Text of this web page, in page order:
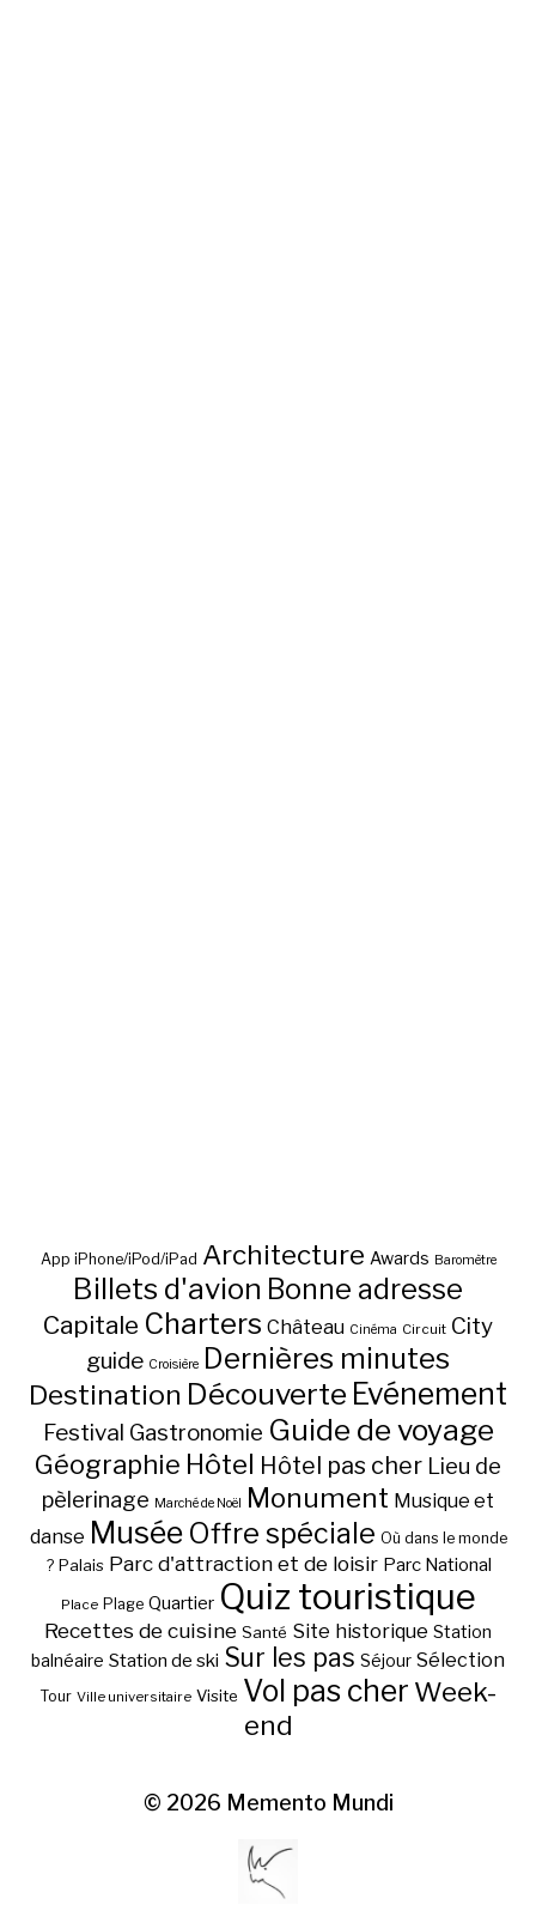
App iPhone/iPod/iPad Architecture Awards Baromètre
Billets d'avion Bonne adresse
Capitale Charters Château Cinéma Circuit City
guide Croisière Dernières minutes
Destination Découverte Evénement
Festival Gastronomie Guide de voyage
Géographie Hôtel Hôtel pas cher Lieu de
pèlerinage Marché de Noël Monument Musique et
danse Musée Offre spéciale Où dans le monde
? Palais Parc d'attraction et de loisir Parc National
Place Plage Quartier Quiz touristique
Recettes de cuisine Santé Site historique Station
balnéaire Station de ski Sur les pas Séjour Sélection
Tour Ville universitaire Visite Vol pas cher Week-
end
© 2026 Memento Mundi